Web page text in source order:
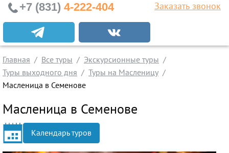
Экскурсионные туры
Заграничные экскурсии
Туры на Черное Море
Вылеты из Нижнего Новгорода
Горящие туры
Раннее бронирование
Железнодорожные туры
+7 (831) 4-222-404 Заказать звонок
Главная Все туры
Экскурсионные туры
Туры выходного дня
Туры на Масленицу
Масленица в Семенове
Масленица в Семенове
Календарь туров